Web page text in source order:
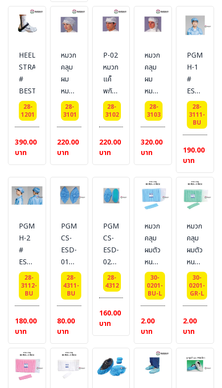
and
ESD
Pant
SET
#
เสื้อ
และ
กางเกง
สำหรับ
ทำงาน
[Color
ยี่ห้อ
BESTSAFE
and
ESD
Pant
SET
#
เสื้อ
และ
กางเกง
สำหรับ
ทำงาน
[Color
ยี่ห้อ
BESTSAFE
HEEL
STRAP
#
BESTSAFE
28-
1201
390.00
บาท
หมวก
คลุม
ผม
หมวก
แค็พ
P-01
#
BESTSAFE
28-
3101
220.00
บาท
P-02
หมวก
แค็
พกัน
ไฟฟ้า
สถิตย์
#
BESTSAFE
28-
3102
220.00
บาท
หมวก
คลุม
ผม
หมวก
แค็พ
P-03
#
BESTSAFE
28-
3103
320.00
บาท
PGM-
H-1
#
ESD
Reusable
Cap
-
Cover
-
หมวก
คลุม
ผม
ESD
แบบ
Cap
แบบ
จีบ
รอบ
(ขยาย
ศรีษะ
กว้าง
พิเศษ)
สี: ฟ้า
28-
3111-
BU
190.00
บาท
PGM-
H-2
#
ESD
Reusable
Cap
-
Head
Cover
-
หมวก
คลุม
ผม
ESD
28-
3112-
BU
180.00
บาท
PGM-
CS-
ESD-
01
ถุง
คลุม
เท้า
ESD
#BESTSAFE
28-
4311-
BU
80.00
บาท
PGM-
CS-
ESD-
02
ถุง
คลุม
เท้า
ESD
#BESTSAFE
28-
4312
160.00
บาท
หมวก
คลุม
ผมตัว
หนอน
สี : สี
ฟ้า #
BESTSAFE
30-
0201-
BU-L
2.00
บาท
หมวก
คลุม
ผมตัว
หนอน
สี : สี
เขียว
#
BESTSAFE
30-
0201-
GR-L
2.00
บาท